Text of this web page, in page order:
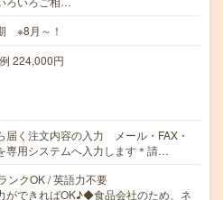
※8月～！
224,000円
届く注文内容の入力 メール・FAX・
専用システムへ入力します＊請…
ンクOK / 英語力不要
ができればOK♪◆食品会社のため、ネ